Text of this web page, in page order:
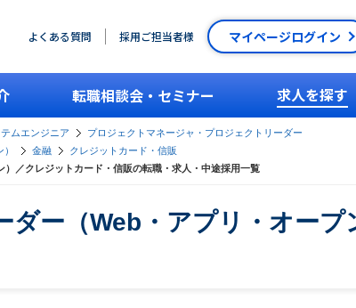
よくある質問 採用ご担当者様 マイページログイン
転職相談会・セミナー 求人を探す
ムエンジニア
プロジェクトマネージャ・プロジェクトリーダー
金融
クレジットカード・信販
／クレジットカード・信販の転職・求人・中途採用一覧
ー（Web・アプリ・オープ